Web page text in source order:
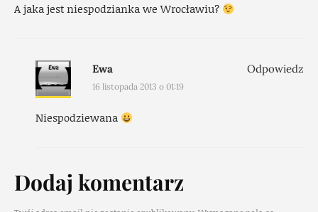
A jaka jest niespodzianka we Wrocławiu?
Ewa
16 listopada 2013 o 01:19
Niespodziewana
Odpowiedz
Dodaj komentarz